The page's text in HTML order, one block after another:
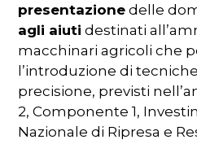
presentazione delle
agli aiuti destinati
macchinari agricoli che
l’introduzione di
precisione, previsti
2, Componente 1,
Nazionale di Ripresa e